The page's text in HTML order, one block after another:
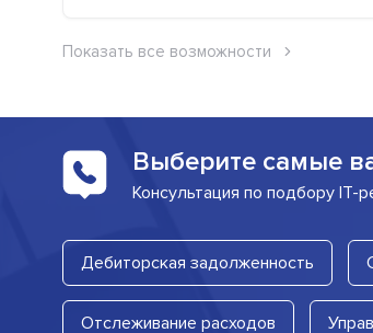
Показать все возможности
Выберите самые
Консультация по подбору IT-
Дебиторская задолженность
Отслеживание расходов